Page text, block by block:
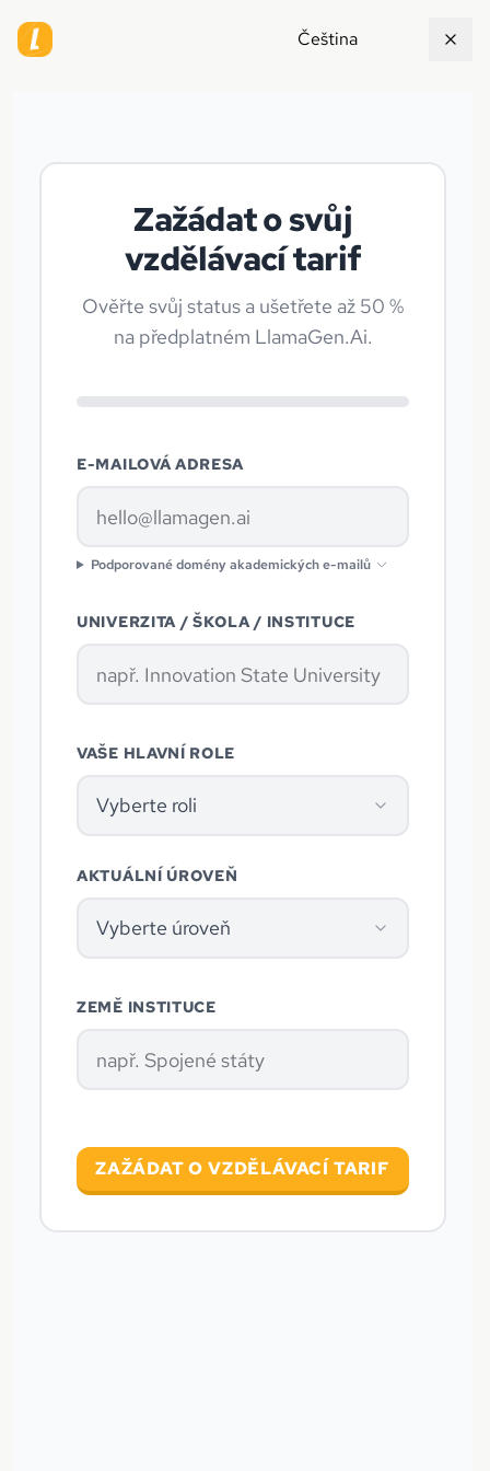
Čeština
Zažádat o svůj
vzdělávací tarif
Ověřte svůj status a ušetřete až 50 %
na předplatném LlamaGen.Ai.
E-MAILOVÁ ADRESA
Podporované domény akademických e-mailů
UNIVERZITA / ŠKOLA / INSTITUCE
VAŠE HLAVNÍ ROLE
Vyberte roli
AKTUÁLNÍ ÚROVEŇ
Vyberte úroveň
ZEMĚ INSTITUCE
ZAŽÁDAT O VZDĚLÁVACÍ TARIF